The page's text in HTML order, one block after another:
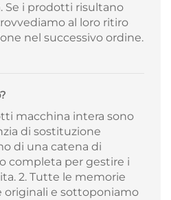
Se i prodotti risultano
al loro ritiro
nel successivo ordine.
macchina intera sono
di sostituzione
di una catena di
completa per gestire i
2. Tutte le memorie
originali e sottoponiamo